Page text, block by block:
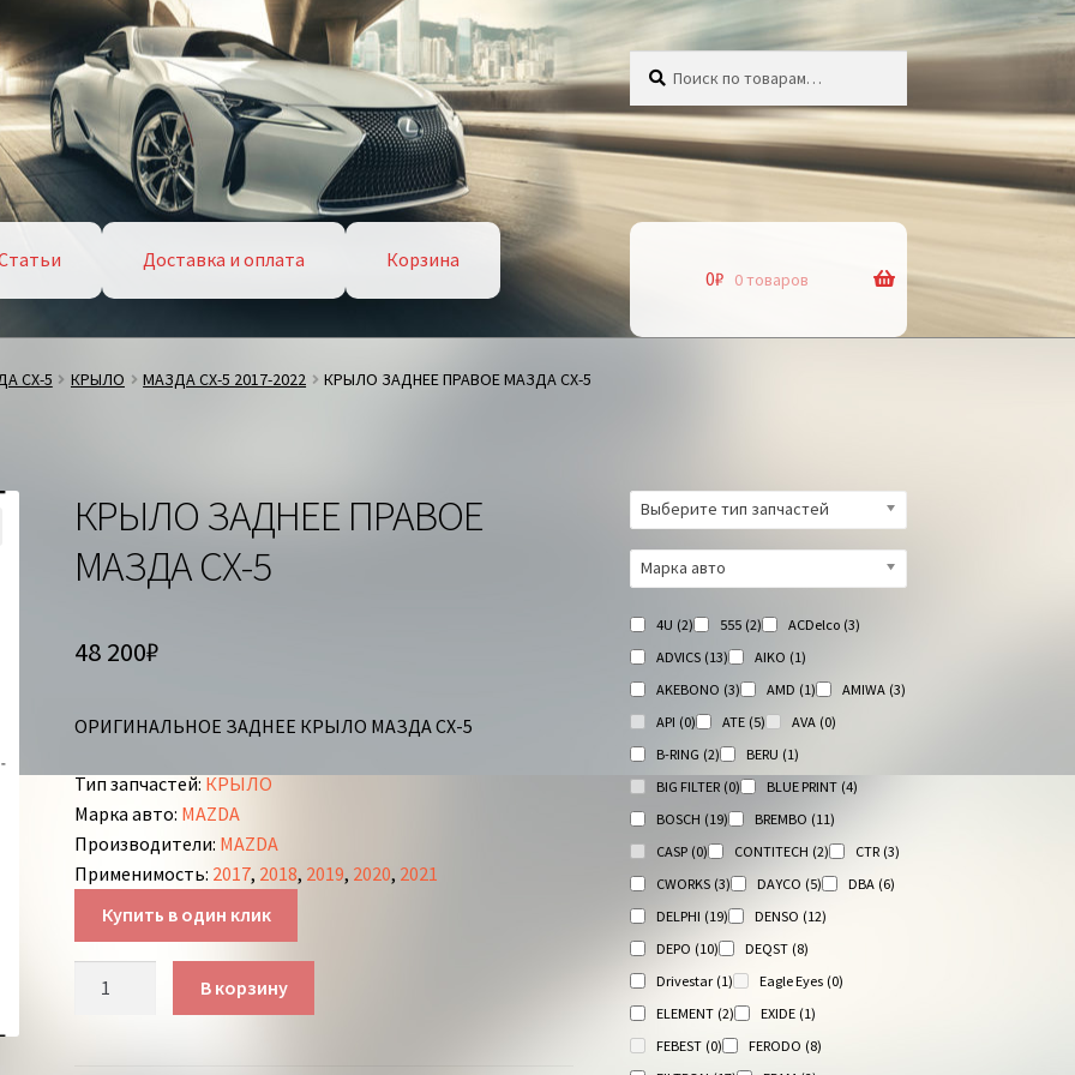
Доставка и оплата
Корзина
0₽ 0 товаров
СХ-5 КРЫЛО МАЗДА СХ-5 2017-2022 КРЫЛО ЗАДНЕЕ ПРАВОЕ МАЗДА СХ-5
КРЫЛО ЗАДНЕЕ ПРАВОЕ
МАЗДА СХ-5
48 200₽
ОРИГИНАЛЬНОЕ ЗАДНЕЕ КРЫЛО МАЗДА СХ-5
Тип запчастей:КРЫЛО
Марка авто: MAZDA
Производители: MAZDA
Применимость: 2017, 2018, 2019, 2020, 2021
Купить в один клик
В корзину
Выберите тип запчастей
Марка авто
4U (2) 555 (2) ACDelco (3)
ADVICS (13) AIKO (1)
AKEBONO (3) AMD (1) AMIWA (3)
API (0) ATE (5) AVA (0)
B-RING (2) BERU (1)
BIG FILTER (0) BLUE PRINT (4)
BOSCH (19) BREMBO (11)
CASP (0) CONTITECH (2) CTR (3)
CWORKS (3) DAYCO (5) DBA (6)
DELPHI (19) DENSO (12)
DEPO (10) DEQST (8)
Drivestar (1) Eagle Eyes (0)
ELEMENT (2) EXIDE (1)
FEBEST (0) FERODO (8)